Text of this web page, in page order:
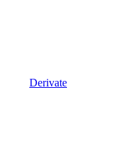
Derivate